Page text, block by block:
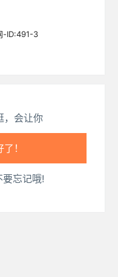
-ID:491-3
，会让你
！
了！
忘记哦!